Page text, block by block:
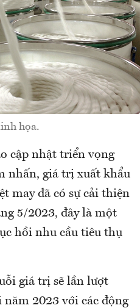
họa.
cập nhật triển vọng
nhấn, giá trị xuất khẩu
may đã có sự cải thiện
5/2023, đây là một
hồi nhu cầu tiêu thụ
giá trị sẽ lần lượt
2023 với các động